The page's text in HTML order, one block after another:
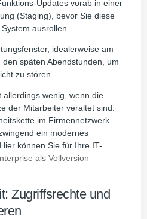
Updates vorab in einer
(Staging), bevor Sie diese
ausrollen.
idealerweise am
späten Abendstunden, um
zu stören.
wenig, wenn die
der Mitarbeiter veraltet sind.
im Firmennetzwerk
ein modernes
können Sie für Ihre IT-
als Vollversion
Zugriffsrechte und